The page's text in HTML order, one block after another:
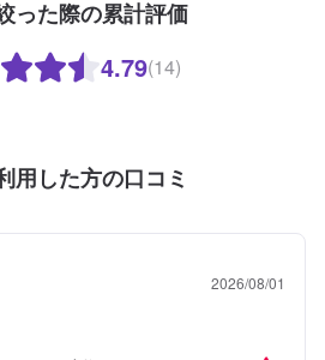
った際の累計評価
4.79(14)
用した方の口コミ
2026/08/01